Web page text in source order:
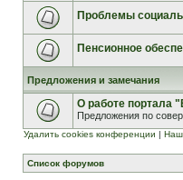
Проблемы
Пенсионное
Предложения и замечания
О работе портала
Предложения по
Удалить cookies конференции |
Список форумов